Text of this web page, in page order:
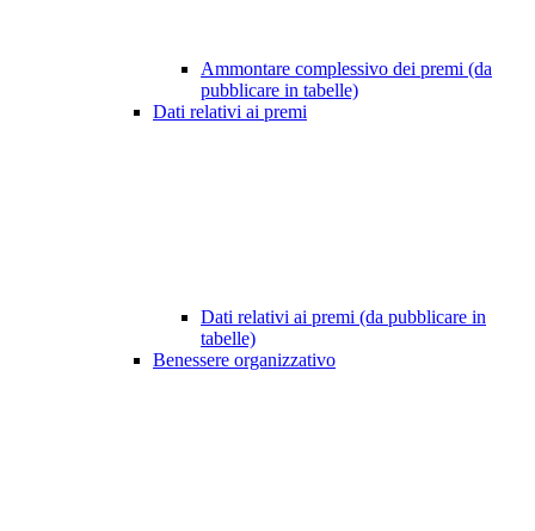
Ammontare complessivo dei premi (da
pubblicare in tabelle)
Dati relativi ai premi
Dati relativi ai premi (da pubblicare in
tabelle)
Benessere organizzativo